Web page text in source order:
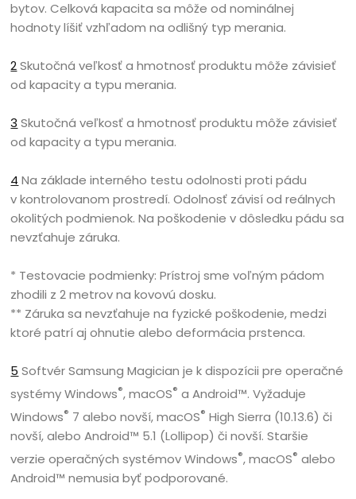
bytov. Celková kapacita sa môže od nominálnej
hodnoty líšiť vzhľadom na odlišný typ merania.
2Skutočná veľkosť a hmotnosť produktu môže závisieť
od kapacity a typu merania.
3 Skutočná veľkosť a hmotnosť produktu môže závisieť
od kapacity a typu merania.
4 Na základe interného testu odolnosti proti pádu
v kontrolovanom prostredí. Odolnosť závisí od reálnych
okolitých podmienok. Na poškodenie v dôsledku pádu sa
nevzťahuje záruka.
* Testovacie podmienky: Prístroj sme voľným pádom
zhodili z 2 metrov na kovovú dosku.
** Záruka sa nevzťahuje na fyzické poškodenie, medzi
ktoré patrí aj ohnutie alebo deformácia prstenca.
5 Softvér Samsung Magician je k dispozícii pre operačné
systémy Windows®, macOS® a Android™. Vyžaduje
Windows® 7 alebo novší, macOS® High Sierra (10.13.6) či
novší, alebo Android™ 5.1 (Lollipop) či novší. Staršie
verzie operačných systémov Windows®, macOS® alebo
Android™ nemusia byť podporované.